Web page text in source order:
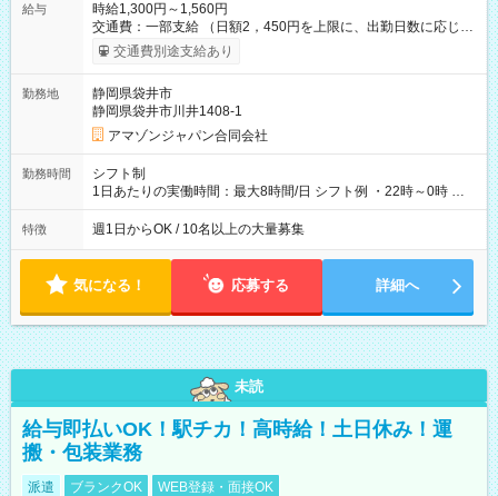
給与
時給1,300円～1,560円
交通費：一部支給 （日額2，450円を上限に、出勤日数に応じて
実費支給） ※22:00～翌5:00までは時給25%UP！ ■給与前払い
制度あり ※前払い額の上限あり、手数料無料（Amazon負担）
交通費別途支給あり
勤務地
静岡県袋井市
静岡県袋井市川井1408-1
アマゾンジャパン合同会社
勤務時間
シフト制
1日あたりの実働時間：最大8時間/日 シフト例 ・22時～0時 入
社後、就業可能シフトをご確認の上、申請してください。
特徴 週1日からOK / 10名以上の大量募集
気になる！ 応募する 詳細へ
未読
給与即払いOK！駅チカ！高時給！土日休み！運
搬・包装業務
派遣 ブランクOK WEB登録・面接OK